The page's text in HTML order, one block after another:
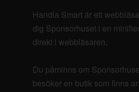
Handla Smart är ett
dig Sponsorhuset i en
direkt i webbläsaren.
Du påminns om
besöker en butik som finns